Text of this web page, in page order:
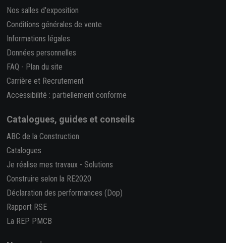
Nos salles d'exposition
Conditions générales de vente
Informations légales
Données personnelles
FAQ - Plan du site
Carrière et Recrutement
Accessibilité : partiellement conforme
Catalogues, guides et conseils
ABC de la Construction
Catalogues
Je réalise mes travaux - Solutions
Construire selon la RE2020
Déclaration des performances (Dop)
Rapport RSE
La REP PMCB